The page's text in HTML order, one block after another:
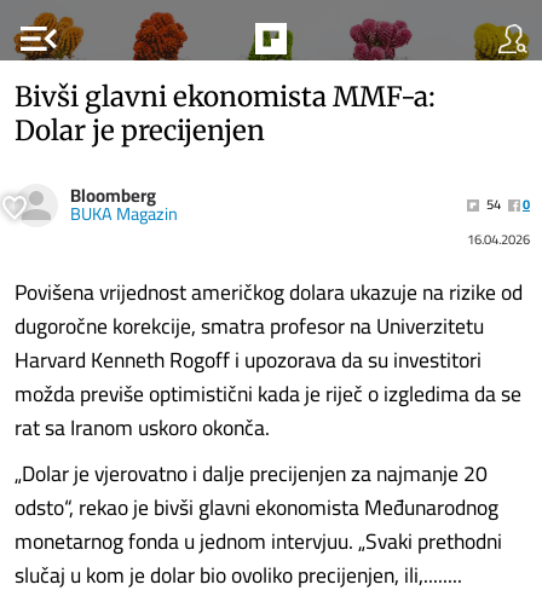
menu_open
Bivši glavni ekonomista MMF-a:
Dolar je precijenjen
Bloomberg
BUKA Magazin 54
0
16.04.2026
Povišena vrijednost američkog dolara ukazuje na rizike od
dugoročne korekcije, smatra profesor na Univerzitetu
Harvard Kenneth Rogoff i upozorava da su investitori
možda previše optimistični kada je riječ o izgledima da se
rat sa Iranom uskoro okonča.
„Dolar je vjerovatno i dalje precijenjen za najmanje 20
odsto“, rekao je bivši glavni ekonomista Međunarodnog
monetarnog fonda u jednom intervjuu. „Svaki prethodni
slučaj u kom je dolar bio ovoliko precijenjen, ili,........